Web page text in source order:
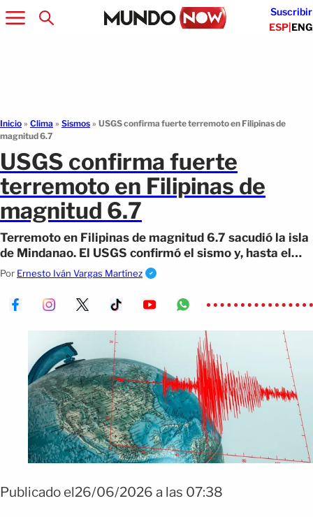
Suscribir
ESP|ENG
Inicio » Clima » Sismos » USGS confirma fuerte terremoto en Filipinas de
magnitud 6.7
USGS confirma fuerte
terremoto en Filipinas de
magnitud 6.7
Terremoto en Filipinas de magnitud 6.7 sacudió la isla
de Mindanao. El USGS confirmó el sismo y, hasta el
momento, no hay alerta de tsunami.
Por Ernesto Iván Vargas Martínez
Publicado el26/06/2026 a las 07:38